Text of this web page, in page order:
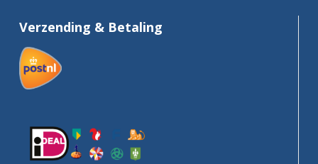
Verzending & Betaling